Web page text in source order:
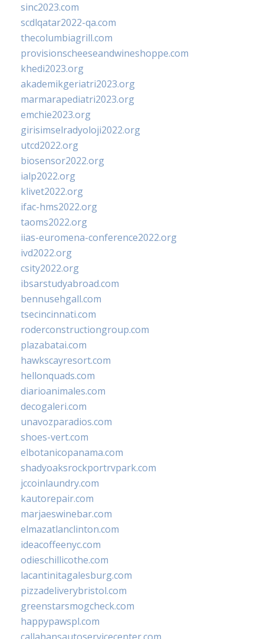
sinc2023.com
scdlqatar2022-qa.com
thecolumbiagrill.com
provisionscheeseandwineshoppe.com
khedi2023.org
akademikgeriatri2023.org
marmarapediatri2023.org
emchie2023.org
girisimselradyoloji2022.org
utcd2022.org
biosensor2022.org
ialp2022.org
klivet2022.org
ifac-hms2022.org
taoms2022.org
iias-euromena-conference2022.org
ivd2022.org
csity2022.org
ibsarstudyabroad.com
bennusehgall.com
tsecincinnati.com
roderconstructiongroup.com
plazabatai.com
hawkscayresort.com
hellonquads.com
diarioanimales.com
decogaleri.com
unavozparadios.com
shoes-vert.com
elbotanicopanama.com
shadyoaksrockportrvpark.com
jccoinlaundry.com
kautorepair.com
marjaeswinebar.com
elmazatlanclinton.com
ideacoffeenyc.com
odieschillicothe.com
lacantinitagalesburg.com
pizzadeliverybristol.com
greenstarsmogcheck.com
happypawspl.com